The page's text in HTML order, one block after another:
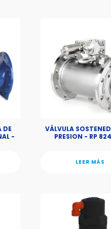
DE
-
VÁLVULA
PRESION - RP
LEER MÁS